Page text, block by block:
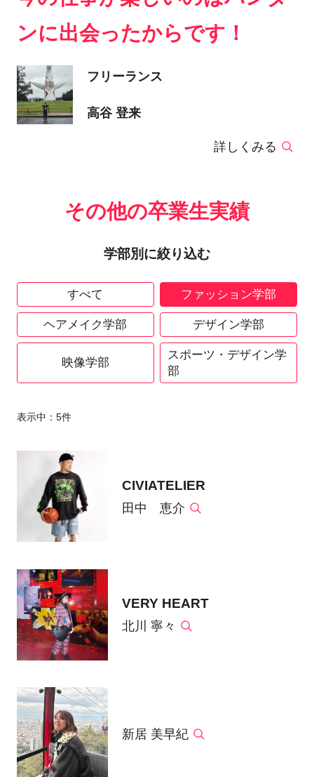
ンに出会ったからです！
フリーランス
高谷 登来
詳しくみる
その他の卒業生実績
学部別に絞り込む
すべて ファッション学部
ヘアメイク学部 デザイン学部
映像学部
スポーツ・デザイン学
部
表示中： 5件
CIVIATELIER
田中 恵介
VERY HEART
北川 寧々
新居 美早紀